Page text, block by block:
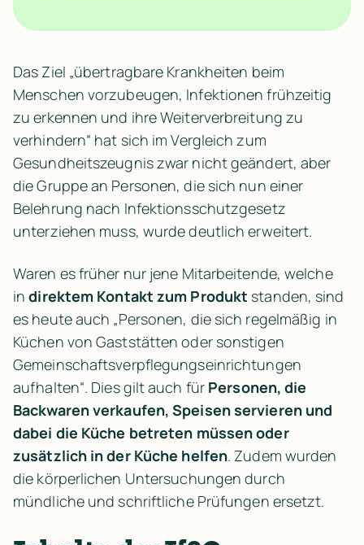
Das Ziel „übertragbare Krankheiten beim
Menschen vorzubeugen, Infektionen frühzeitig
zu erkennen und ihre Weiterverbreitung zu
verhindern“ hat sich im Vergleich zum
Gesundheitszeugnis zwar nicht geändert, aber
die Gruppe an Personen, die sich nun einer
Belehrung nach Infektionsschutzgesetz
unterziehen muss, wurde deutlich erweitert.
Waren es früher nur jene Mitarbeitende, welche
in direktem Kontakt zum Produkt standen, sind
es heute auch „Personen, die sich regelmäßig in
Küchen von Gaststätten oder sonstigen
Gemeinschaftsverpflegungseinrichtungen
aufhalten“. Dies gilt auch für Personen, die
Backwaren verkaufen, Speisen servieren und
dabei die Küche betreten müssen oder
zusätzlich in der Küche helfen. Zudem wurden
die körperlichen Untersuchungen durch
mündliche und schriftliche Prüfungen ersetzt.